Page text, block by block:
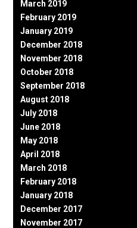
March 2019
February 2019
January 2019
December 2018
November 2018
October 2018
September 2018
August 2018
July 2018
June 2018
May 2018
April 2018
March 2018
February 2018
January 2018
December 2017
November 2017